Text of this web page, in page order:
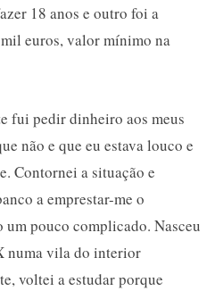
18 anos e outro foi a
euros, valor mínimo na
fui pedir dinheiro aos meus
não e que eu estava louco e
Contornei a situação e
a emprestar-me o
pouco complicado. Nasceu
numa vila do interior
voltei a estudar porque